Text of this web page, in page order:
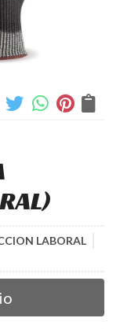
LABORAL